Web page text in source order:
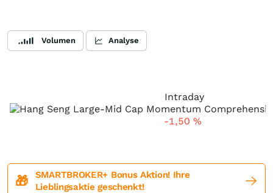
Volumen Analyse
Intraday
-1,50 %
🎁
SMARTBROKER+ Bonus Aktion! Ihre
Lieblingsaktie geschenkt!